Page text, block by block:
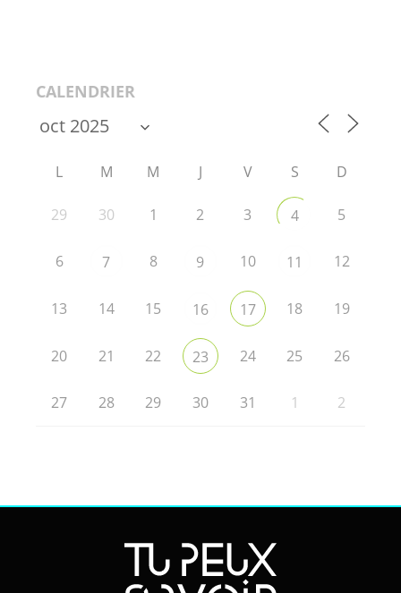
CALENDRIER
L M M J V S D
29 30 1 2 3 4 5
6 7 8 9 10 11 12
13 14 15 16 17 18 19
20 21 22 23 24 25 26
27 28 29 30 31 1 2